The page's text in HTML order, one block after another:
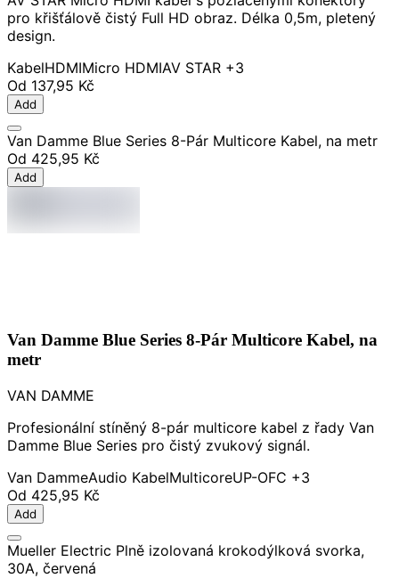
pro křišťálově čistý Full HD obraz. Délka 0,5m, pletený
design.
KabelHDMIMicro HDMIAV STAR +3
Od 137,95 Kč
Add
Van Damme Blue Series 8-Pár Multicore Kabel, na metr
Od 425,95 Kč
Add
Van Damme Blue Series 8-Pár Multicore Kabel, na
metr
VAN DAMME
Profesionální stíněný 8-pár multicore kabel z řady Van
Damme Blue Series pro čistý zvukový signál.
Van DammeAudio KabelMulticoreUP-OFC +3
Od 425,95 Kč
Add
Mueller Electric Plně izolovaná krokodýlková svorka,
30A, červená